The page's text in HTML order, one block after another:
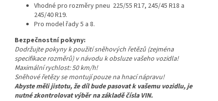
Vhodné pro rozměry pneu 225/55 R17, 245/45 R18 a
245/40 R19.
Pro model řady 5 a 8.
Bezpečnostní pokyny:
Dodržujte pokyny k použití sněhových řetězů (zejména
specifikace rozměrů) v návodu k obsluze vašeho vozidla!
Maximální rychlost: 50 km/h!
Sněhové řetězy se montují pouze na hnací nápravu!
Abyste měli jistotu, že díl bude pasovat k vašemu vozidlu, je
nutné zkontrolovat výběr na základě čísla VIN.